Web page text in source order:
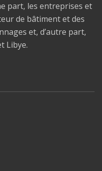
part, les entreprises et
de bâtiment et des
et, d’autre part,
Libye.